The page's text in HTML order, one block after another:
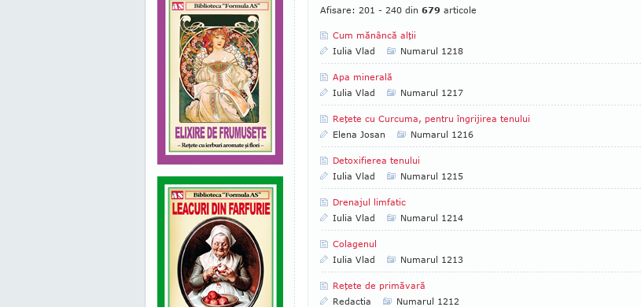
Afisare: 201 - 240 din 679 articole
Cum mănâncă alţii
Iulia Vlad
Numarul 1218
Apa minerală
Iulia Vlad
Numarul 1217
Reţete cu Curcuma, pentru îngrijirea tenului
Elena Josan
Numarul 1216
Detoxifierea tenului
Iulia Vlad
Numarul 1215
Drenajul limfatic
Iulia Vlad
Numarul 1214
Colagenul
Iulia Vlad
Numarul 1213
Reţete de primăvară
Redactia
Numarul 1212